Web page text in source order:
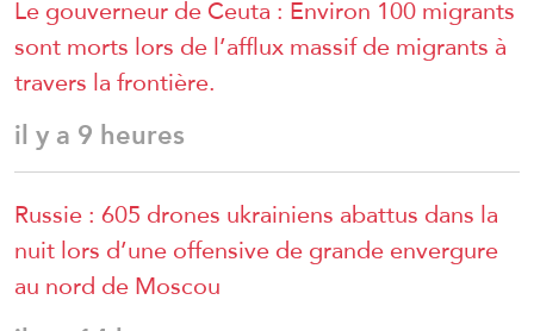
Le gouverneur de Ceuta : Environ 100 migrants
sont morts lors de l’afflux massif de migrants à
travers la frontière.
il y a 9 heures
Russie : 605 drones ukrainiens abattus dans la
nuit lors d’une offensive de grande envergure
au nord de Moscou